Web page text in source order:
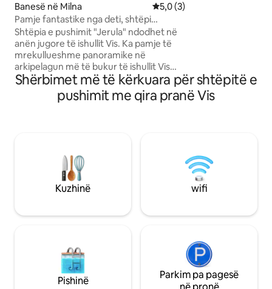
Banesë në Milna Vlerësimi mesatar 5,0 nga
5,0 (3)
Pamje fantastike nga deti, shtëpi
pushimi "Jerula 2"
Shtëpia e pushimit "Jerula" ndodhet në
anën jugore të ishullit Vis. Ka pamje të
mrekullueshme panoramike në
arkipelagun më të bukur të ishullit Vis
dhe tarracë të madhe e cila është e
pajisur me pishinë, sallë pritjeje, zonë me
diell dhe tavolinë ngrënieje në natyrë me
Shtëpia përbëhet nga 3 dhoma, 2 banja
dhe 1 tualet dhe hapësirë e hapur me
dhomën e ndenjjes, zonën e ngrënies
dhe kuzhinën.
Shërbimet më të kërkuara për shtëpitë e
pushimit me qira pranë Vis
Kuzhinë wifi
Pishinë
Parkim pa pagesë